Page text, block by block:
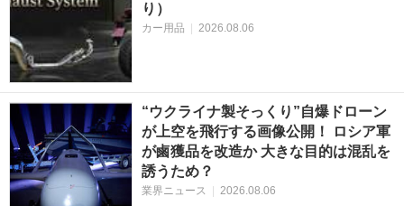
り）
カー用品 2026.08.06
“ウクライナ製そっくり”自爆ドローン
が上空を飛行する画像公開！ ロシア軍
が鹵獲品を改造か 大きな目的は混乱を
誘うため？
業界ニュース 2026.08.06